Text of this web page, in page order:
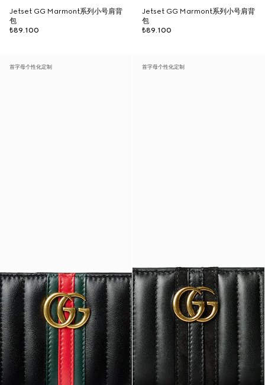
Jetset GG Marmont系列小号肩背
包
₺89.100
Jetset GG Marmont系列小号肩背
包
₺89.100
首字母个性化定制 首字母个性化定制